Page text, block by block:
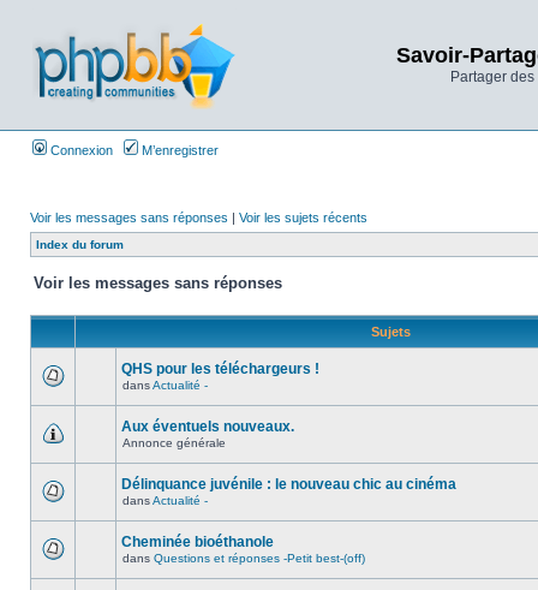
Savoir-
Partager
Connexion M’enregistrer
Voir les messages sans réponses | Voir les sujets récents
Index du forum
Voir les messages sans réponses
Sujets
QHS pour les téléchargeurs !
dansActualité -
Aux éventuels nouveaux.
Annonce générale
Délinquance juvénile : le nouveau chic au cinéma
dansActualité -
Cheminée bioéthanole
dans Questions et réponses -Petit best-(off)